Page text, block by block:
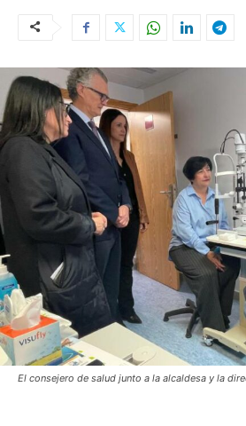
El consejero de salud junto a la alcaldesa y la